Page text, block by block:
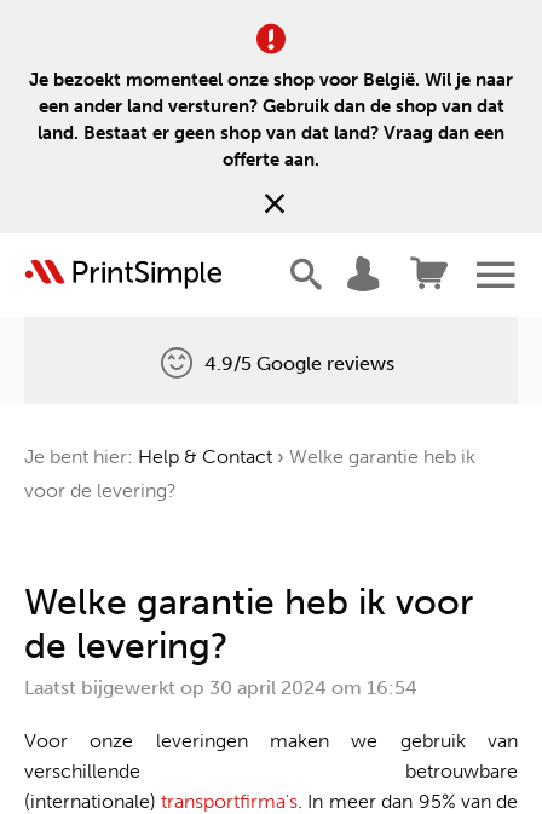
Je bezoekt momenteel onze shop voor België. Wil je naar
een ander land versturen? Gebruik dan de shop van dat
land. Bestaat er geen shop van dat land? Vraag dan een
offerte aan.
Één boom voor elke bestelling
4.9/5 Google reviews
Je bent hier: Help & Contact › Welke garantie heb ik
voor de levering?
Welke garantie heb ik voor
de levering?
Laatst bijgewerkt op 30 april 2024 om 16:54
Voor onze leveringen maken we gebruik van
verschillende betrouwbare
(internationale)transportfirma's. In meer dan 95% van de